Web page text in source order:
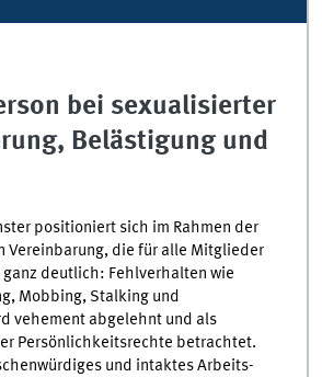
bei sexualisierter
Belästigung und
positioniert sich im Rahmen der
Vereinbarung, die für alle Mitglieder
deutlich: Fehlverhalten wie
Mobbing, Stalking und
vehement abgelehnt und als
Persönlichkeitsrechte betrachtet.
und intaktes Arbeits-